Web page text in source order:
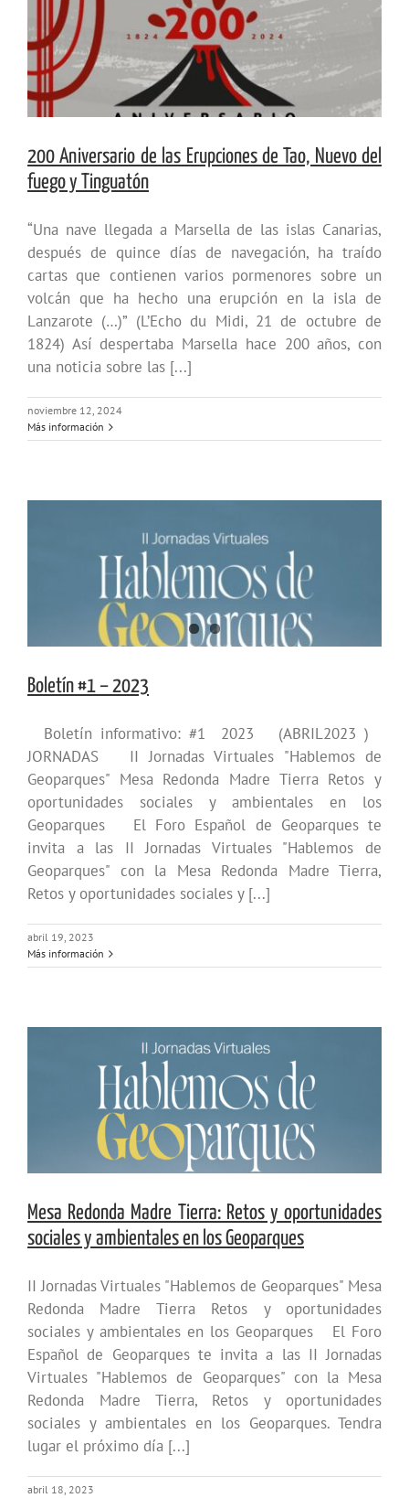
200 Aniversario de las Erupciones de Tao, Nuevo del
fuego y Tinguatón
“Una nave llegada a Marsella de las islas Canarias,
después de quince días de navegación, ha traído
cartas que contienen varios pormenores sobre un
volcán que ha hecho una erupción en la isla de
Lanzarote (…)” (L’Echo du Midi, 21 de octubre de
1824) Así despertaba Marsella hace 200 años, con
una noticia sobre las [...]
noviembre 12, 2024
Más información
Boletín #1 – 2023
Boletín informativo: #1 2023 (ABRIL2023 )
JORNADAS II Jornadas Virtuales "Hablemos de
Geoparques" Mesa Redonda Madre Tierra Retos y
oportunidades sociales y ambientales en los
Geoparques El Foro Español de Geoparques te
invita a las II Jornadas Virtuales "Hablemos de
Geoparques" con la Mesa Redonda Madre Tierra,
Retos y oportunidades sociales y [...]
abril 19, 2023
Más información
Mesa Redonda Madre Tierra: Retos y oportunidades
sociales y ambientales en los Geoparques
II Jornadas Virtuales "Hablemos de Geoparques" Mesa
Redonda Madre Tierra Retos y oportunidades
sociales y ambientales en los Geoparques El Foro
Español de Geoparques te invita a las II Jornadas
Virtuales "Hablemos de Geoparques" con la Mesa
Redonda Madre Tierra, Retos y oportunidades
sociales y ambientales en los Geoparques. Tendra
lugar el próximo día [...]
abril 18, 2023